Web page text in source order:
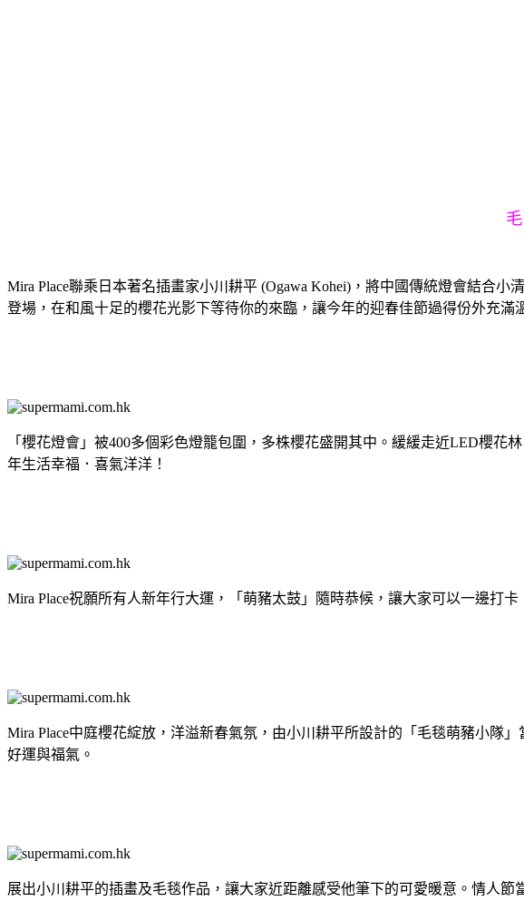
Mira Place聯乘日本著名插畫家小川耕平 (Ogawa Kohei)，將中國傳統燈會結合
登場，在和風十足的櫻花光影下等待你的來臨，讓今年的迎春佳節過得份外充滿
「櫻花燈會」被400多個彩色燈籠包圍，多株櫻花盛開其中。緩緩走近LED櫻
年生活幸福．喜氣洋洋！
Mira Place祝願所有人新年行大運，「萌豬太鼓」隨時恭候，讓大家可以一邊打
Mira Place中庭櫻花綻放，洋溢新春氣氛，由小川耕平所設計的「毛毯萌豬小隊
好運與福氣。
展出小川耕平的插畫及毛毯作品，讓大家近距離感受他筆下的可愛暖意。情人